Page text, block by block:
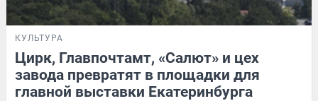
КУЛЬТУРА
Цирк, Главпочтамт, «Салют» и цех
завода превратят в площадки для
главной выставки Екатеринбурга